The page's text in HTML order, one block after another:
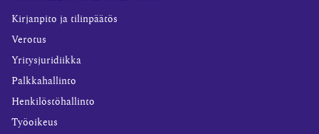
Kirjanpito ja tilinpäätös
Verotus
Yritysjuridiikka
Palkkahallinto
Henkilöstöhallinto
Työoikeus